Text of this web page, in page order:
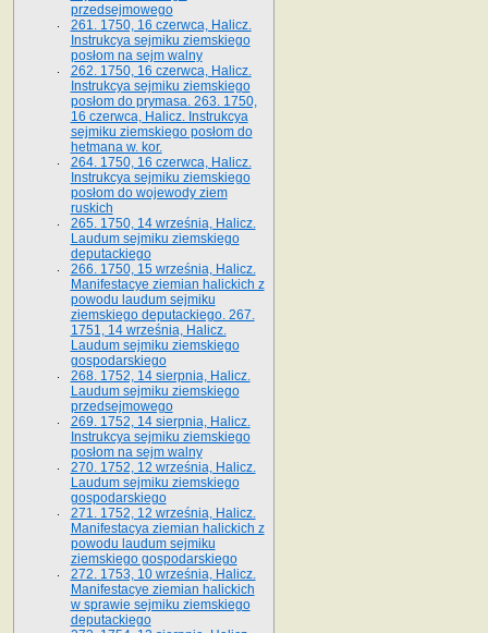
przedsejmowego
261. 1750, 16 czerwca, Halicz.
Instrukcya sejmiku ziemskiego
posłom na sejm walny
262. 1750, 16 czerwca, Halicz.
Instrukcya sejmiku ziemskiego
posłom do prymasa. 263. 1750,
16 czerwca, Halicz. Instrukcya
sejmiku ziemskiego posłom do
hetmana w. kor.
264. 1750, 16 czerwca, Halicz.
Instrukcya sejmiku ziemskiego
posłom do wojewody ziem
ruskich
265. 1750, 14 września, Halicz.
Laudum sejmiku ziemskiego
deputackiego
266. 1750, 15 września, Halicz.
Manifestacye ziemian halickich z
powodu laudum sejmiku
ziemskiego deputackiego. 267.
1751, 14 września, Halicz.
Laudum sejmiku ziemskiego
gospodarskiego
268. 1752, 14 sierpnia, Halicz.
Laudum sejmiku ziemskiego
przedsejmowego
269. 1752, 14 sierpnia, Halicz.
Instrukcya sejmiku ziemskiego
posłom na sejm walny
270. 1752, 12 września, Halicz.
Laudum sejmiku ziemskiego
gospodarskiego
271. 1752, 12 września, Halicz.
Manifestacya ziemian halickich z
powodu laudum sejmiku
ziemskiego gospodarskiego
272. 1753, 10 września, Halicz.
Manifestacye ziemian halickich
w sprawie sejmiku ziemskiego
deputackiego